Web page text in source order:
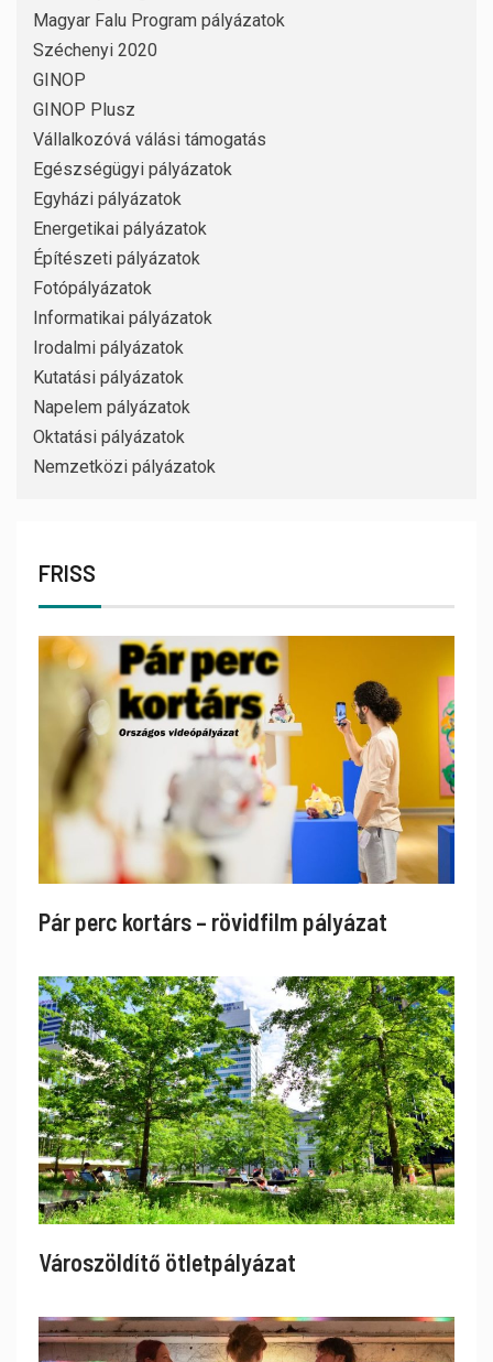
Magyar Falu Program pályázatok
Széchenyi 2020
GINOP
GINOP Plusz
Vállalkozóvá válási támogatás
Egészségügyi pályázatok
Egyházi pályázatok
Energetikai pályázatok
Építészeti pályázatok
Fotópályázatok
Informatikai pályázatok
Irodalmi pályázatok
Kutatási pályázatok
Napelem pályázatok
Oktatási pályázatok
Nemzetközi pályázatok
FRISS
Pár perc kortárs – rövidfilm pályázat
Városzöldítő ötletpályázat